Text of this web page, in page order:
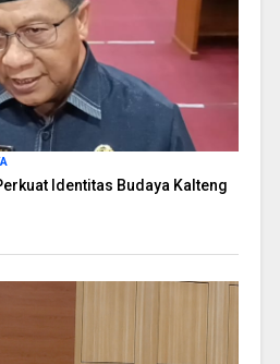
Identitas Budaya Kalteng